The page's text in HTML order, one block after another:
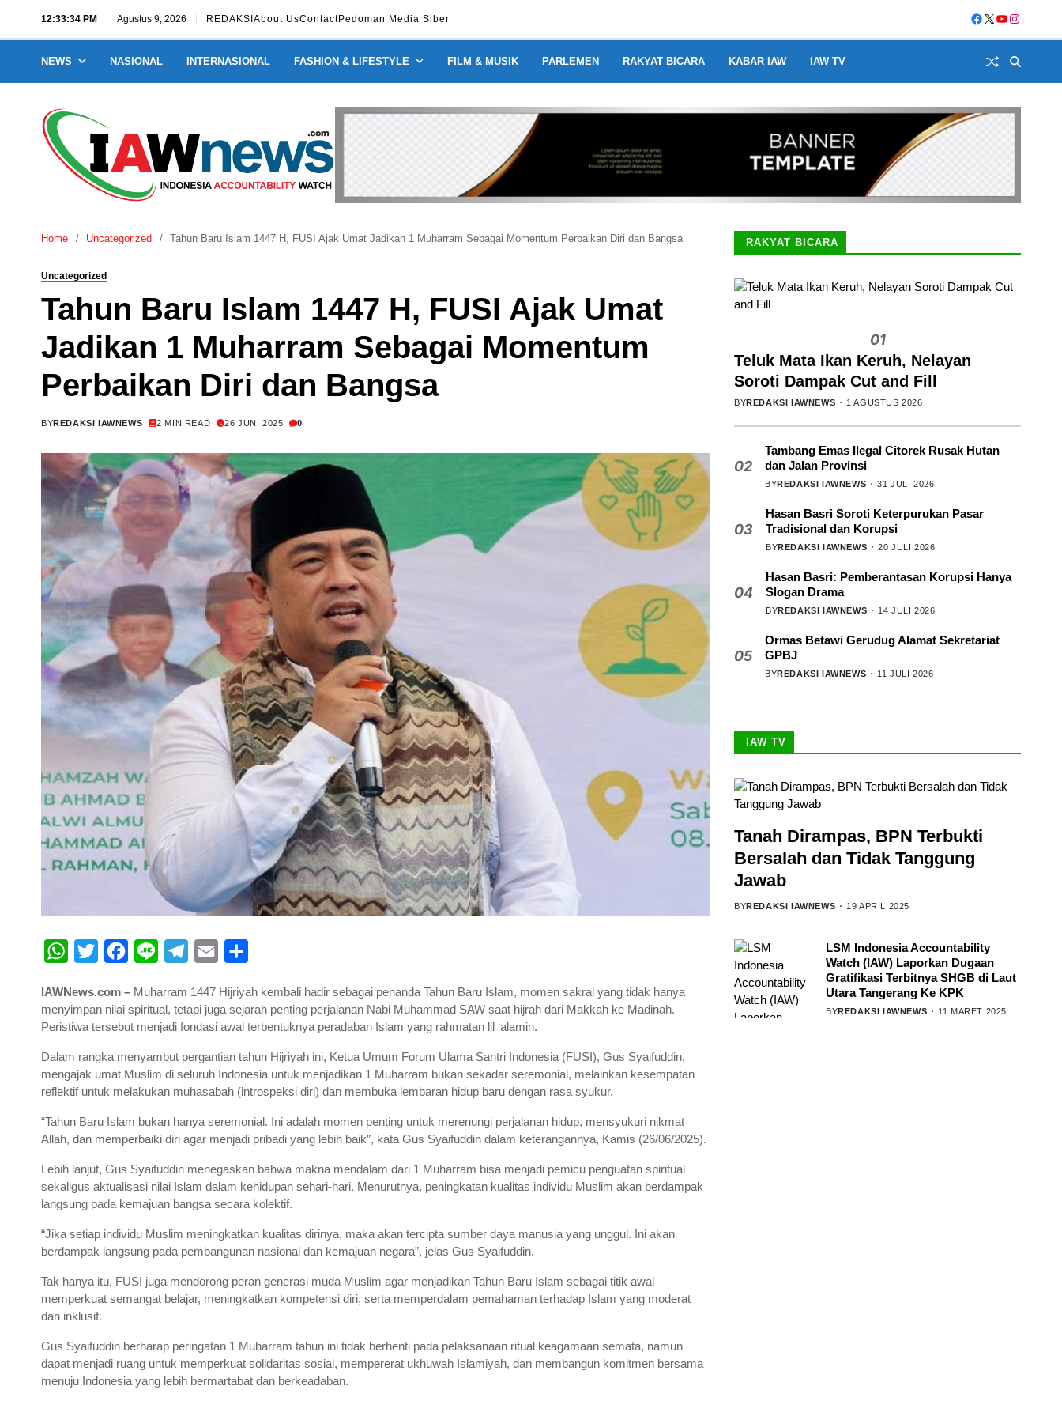
12:33:35 PM Agustus 9, 2026 REDAKSI About UsContactPedoman Media Siber
NEWS NASIONAL INTERNASIONAL FASHION & LIFESTYLE FILM & MUSIK PARLEMEN RAKYAT BICARA KABAR IAW IAW TV
Home Uncategorized Tahun Baru Islam 1447 H, FUSI Ajak Umat Jadikan 1 Muharram Sebagai Momentum Perbaikan Diri dan Bangsa
Uncategorized
Tahun Baru Islam 1447 H, FUSI Ajak Umat
Jadikan 1 Muharram Sebagai Momentum
Perbaikan Diri dan Bangsa
BYREDAKSI IAWNEWS 2 MIN READ 26 JUNI 2025 0
W
a
t
A
p
p
i
t
e
r
c
e
o
o
k
n
e
e
r
a
m
a
a
r
IAWNews.com – Muharram 1447 Hijriyah kembali hadir sebagai penanda Tahun Baru Islam, momen sakral yang tidak hanya
menyimpan nilai spiritual, tetapi juga sejarah penting perjalanan Nabi Muhammad SAW saat hijrah dari Makkah ke Madinah.
Peristiwa tersebut menjadi fondasi awal terbentuknya peradaban Islam yang rahmatan lil ‘alamin.
Dalam rangka menyambut pergantian tahun Hijriyah ini, Ketua Umum Forum Ulama Santri Indonesia (FUSI), Gus Syaifuddin,
mengajak umat Muslim di seluruh Indonesia untuk menjadikan 1 Muharram bukan sekadar seremonial, melainkan kesempatan
reflektif untuk melakukan muhasabah (introspeksi diri) dan membuka lembaran hidup baru dengan rasa syukur.
“Tahun Baru Islam bukan hanya seremonial. Ini adalah momen penting untuk merenungi perjalanan hidup, mensyukuri nikmat
Allah, dan memperbaiki diri agar menjadi pribadi yang lebih baik”, kata Gus Syaifuddin dalam keterangannya, Kamis (26/06/2025).
Lebih lanjut, Gus Syaifuddin menegaskan bahwa makna mendalam dari 1 Muharram bisa menjadi pemicu penguatan spiritual
sekaligus aktualisasi nilai Islam dalam kehidupan sehari-hari. Menurutnya, peningkatan kualitas individu Muslim akan berdampak
langsung pada kemajuan bangsa secara kolektif.
“Jika setiap individu Muslim meningkatkan kualitas dirinya, maka akan tercipta sumber daya manusia yang unggul. Ini akan
berdampak langsung pada pembangunan nasional dan kemajuan negara”, jelas Gus Syaifuddin.
Tak hanya itu, FUSI juga mendorong peran generasi muda Muslim agar menjadikan Tahun Baru Islam sebagai titik awal
memperkuat semangat belajar, meningkatkan kompetensi diri, serta memperdalam pemahaman terhadap Islam yang moderat
dan inklusif.
Gus Syaifuddin berharap peringatan 1 Muharram tahun ini tidak berhenti pada pelaksanaan ritual keagamaan semata, namun
dapat menjadi ruang untuk memperkuat solidaritas sosial, mempererat ukhuwah Islamiyah, dan membangun komitmen bersama
menuju Indonesia yang lebih bermartabat dan berkeadaban.
RAKYAT BICARA
01
Teluk Mata Ikan Keruh, Nelayan
Soroti Dampak Cut and Fill
BYREDAKSI IAWNEWS 1 AGUSTUS 2026
02
Tambang Emas Ilegal Citorek Rusak Hutan
dan Jalan Provinsi
BYREDAKSI IAWNEWS 31 JULI 2026
03
Hasan Basri Soroti Keterpurukan Pasar
Tradisional dan Korupsi
BYREDAKSI IAWNEWS 20 JULI 2026
04
Hasan Basri: Pemberantasan Korupsi Hanya
Slogan Drama
BYREDAKSI IAWNEWS 14 JULI 2026
05
Ormas Betawi Gerudug Alamat Sekretariat
GPBJ
BYREDAKSI IAWNEWS 11 JULI 2026
IAW TV
Tanah Dirampas, BPN Terbukti
Bersalah dan Tidak Tanggung
Jawab
BYREDAKSI IAWNEWS 19 APRIL 2025
LSM Indonesia Accountability
Watch (IAW) Laporkan Dugaan
Gratifikasi Terbitnya SHGB di Laut
Utara Tangerang Ke KPK
BYREDAKSI IAWNEWS 11 MARET 2025